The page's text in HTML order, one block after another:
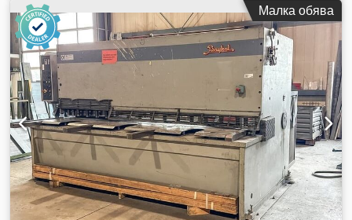
НА ЪГЪЛА НА РЯЗАНЕ АВТОМАТИЧНО РЕГУЛИРАНЕ НА
ОТСТОЯНИЕТО МЕЖДУ НОЖОВЕТЕ Капацитет на рязане
за материал 450N/mm2: 10 мм Капацитет на рязане за
материал 700N/mm2: 6 мм Дължина на рязане: 3100 мм
Разстояние между страничните стени: 3600 мм Променлив
ъгъл на рязане: 0,5 - 3° Брой притискащи цилиндри: 14
Удари в минута: 7 – 13 Csdpefh R Ilefx Ahaeha Гърло: 250
мм Мощност на мотора: 22 kW Милиметров ъгломер и два
опори за ламарина: 1000 мм Заден упор с ход 1000 мм и
ПНЕВМАТИЧНА ПОДДРЪЖКА ЗА ЛАМАРИНА.
Приблизително тегло: 10,5 тона
Малка обява